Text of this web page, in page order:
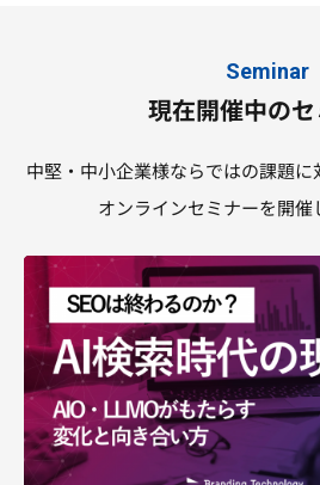
Seminar
現在開催中の
中堅・中小企業様ならではの課題
オンラインセミナーを開催